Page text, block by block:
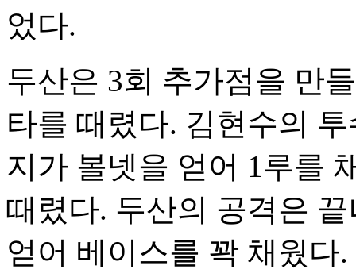
었다.
두산은 3회 추가점을 만
타를 때렸다. 김현수의
지가 볼넷을 얻어 1루를
때렸다. 두산의 공격은
얻어 베이스를 꽉 채웠다